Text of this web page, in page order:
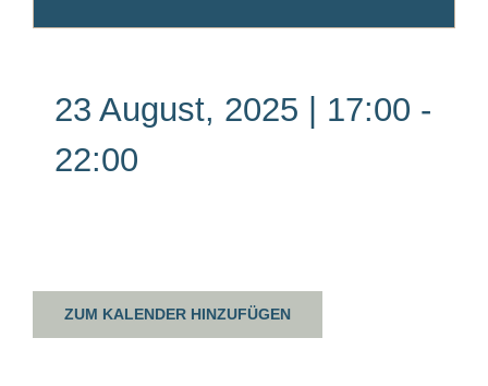
23 August, 2025 | 17:00 -
22:00
ZUM KALENDER HINZUFÜGEN